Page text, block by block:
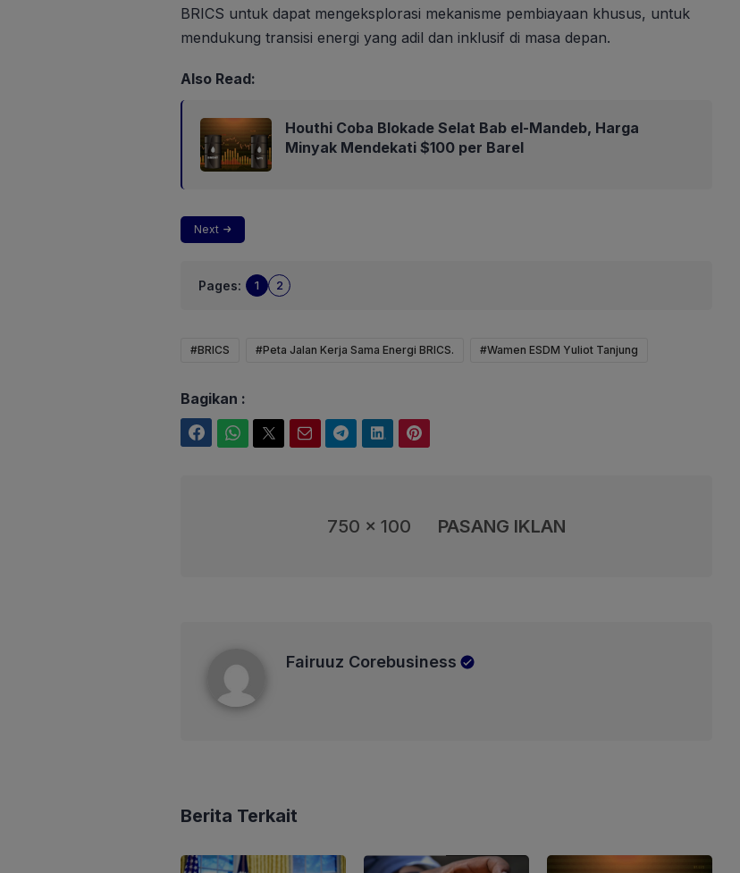
BRICS untuk dapat mengeksplorasi mekanisme pembiayaan khusus, untuk
mendukung transisi energi yang adil dan inklusif di masa depan.
Also Read:
Houthi Coba Blokade Selat Bab el-Mandeb, Harga
Minyak Mendekati $100 per Barel
Next
Pages: 1 2
#BRICS #Peta Jalan Kerja Sama Energi BRICS. #Wamen ESDM Yuliot Tanjung
Bagikan :
750 x 100 PASANG IKLAN
Fairuuz Corebusiness
Berita Terkait